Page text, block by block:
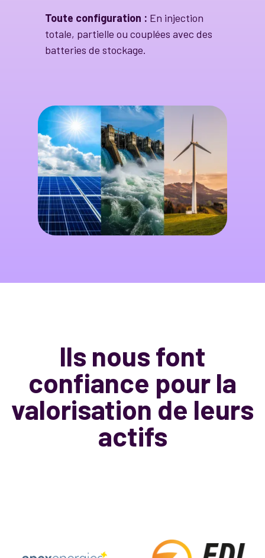
Toute configuration : En injection
totale, partielle ou couplées avec des
batteries de stockage.
Ils nous font
confiance pour la
valorisation de leurs
actifs